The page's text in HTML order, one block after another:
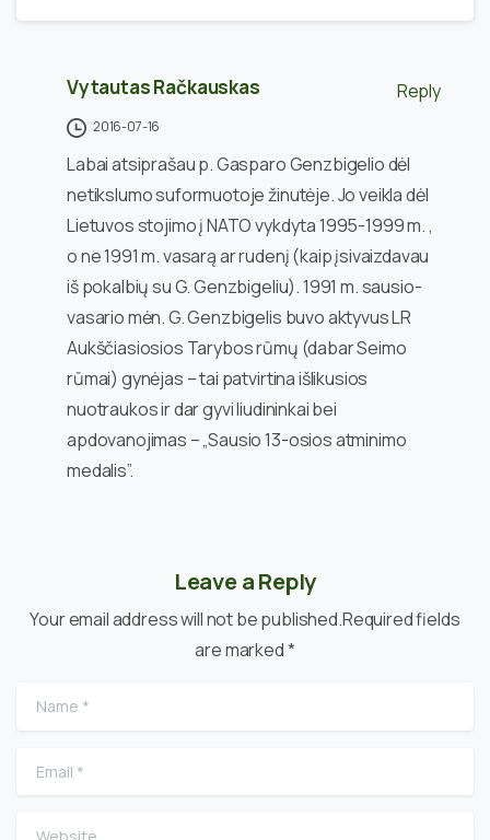
Vytautas Račkauskas Reply
2016-07-16
Labai atsiprašau p. Gasparo Genzbigelio dėl
netikslumo suformuotoje žinutėje. Jo veikla dėl
Lietuvos stojimo į NATO vykdyta 1995-1999 m. ,
o ne 1991 m. vasarą ar rudenį (kaip įsivaizdavau
iš pokalbių su G. Genzbigeliu). 1991 m. sausio-
vasario mėn. G. Genzbigelis buvo aktyvus LR
Aukščiasiosios Tarybos rūmų (dabar Seimo
rūmai) gynėjas – tai patvirtina išlikusios
nuotraukos ir dar gyvi liudininkai bei
apdovanojimas – „Sausio 13-osios atminimo
medalis”.
Leave a Reply
Your email address will not be published.Required fields
are marked *
Name
Email
Website